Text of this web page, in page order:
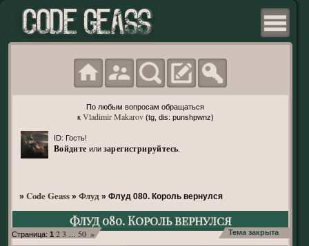
По любым вопросам обращаться
к Vladimir Makarov(tg, dis: punshpwnz)
ID: Гость!
Войдите или зарегистрируйтесь
» Code Geass » Флуд » Флуд 080. Король вернулся
Флуд 080. Король вернулся
Страница: 1 2 3 50 » Тема закрыта